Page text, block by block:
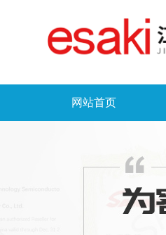
网站首页